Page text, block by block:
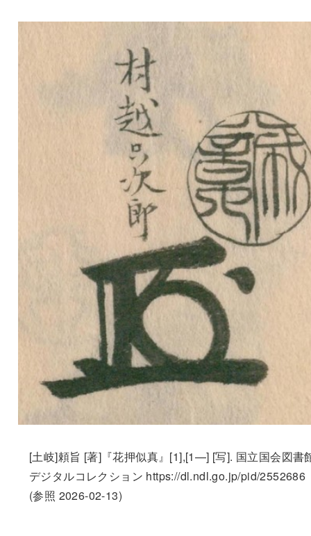
[土岐]頼旨 [著]『花押似真』[1],[1—] [写]. 国立国会図書
デジタルコレクション https://dl.ndl.go.jp/pid/2552686
(参照 2026-02-13)